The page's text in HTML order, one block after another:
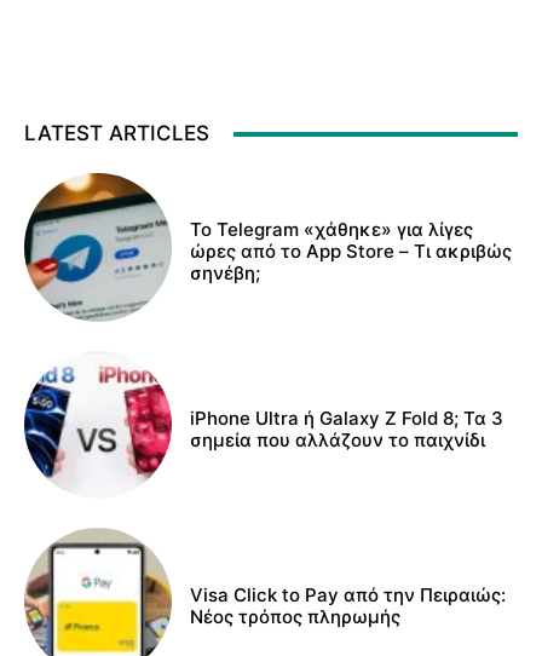
LATEST ARTICLES
Το Telegram «χάθηκε» για λίγες
ώρες από το App Store – Τι ακριβώς
σηνέβη;
iPhone Ultra ή Galaxy Z Fold 8; Τα 3
σημεία που αλλάζουν το παιχνίδι
Visa Click to Pay από την Πειραιώς:
Νέος τρόπος πληρωμής